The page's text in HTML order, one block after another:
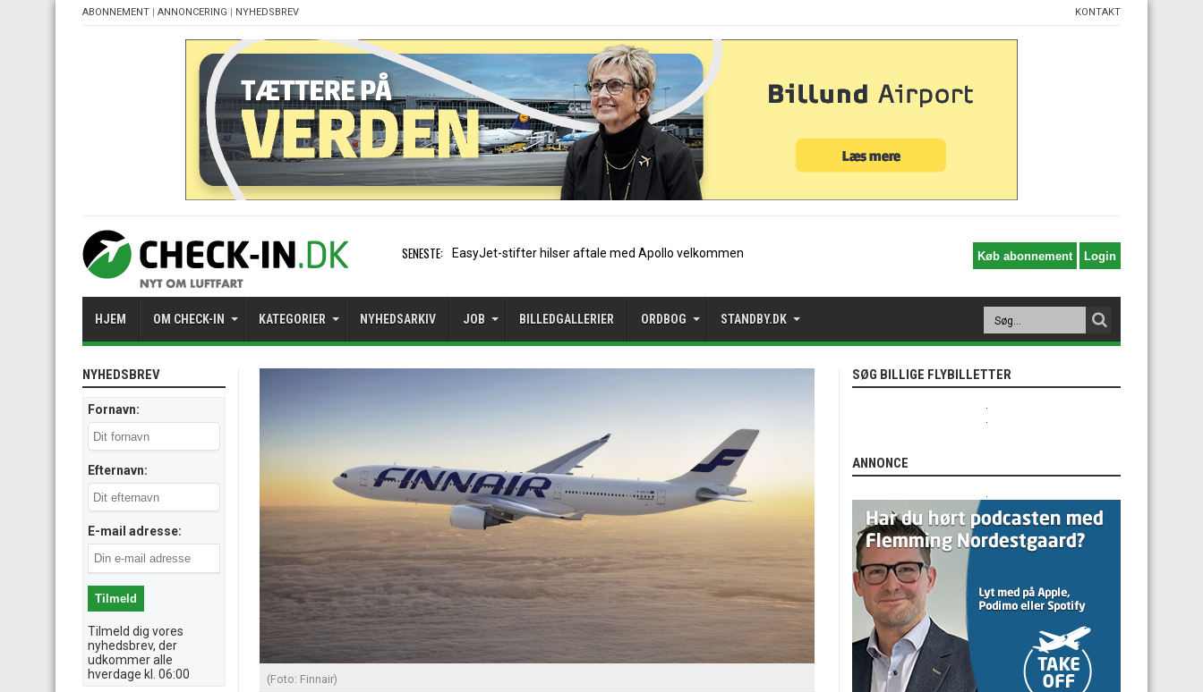
ABONNEMENT | ANNONCERING | NYHEDSBREV KONTAKT
SENESTE: Air France etablerer A320-
HJEM OM CHECK-IN KATEGORIER NYHEDSARKIV JOB BILLEDGALLERIER ORDBOG STANDBY.DK
(Foto: Finnair)
NYHEDSBREV
Fornavn:
Efternavn:
E-mail adresse:
Tilmeld dig vores
nyhedsbrev, der
udkommer alle
hverdage kl. 06:00
SØG BILLIGE FLYBILLETTER
ANNONCE